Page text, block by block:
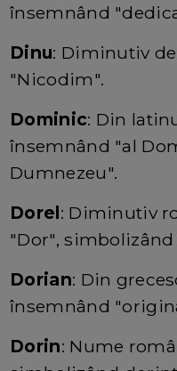
însemnând
Dinu: Diminutiv
"Nicodim".
Dominic: Din
însemnând "al
Dumnezeu".
Dorel: Diminutiv
"Dor",
Dorian: Din
însemnând
Dorin: Nume